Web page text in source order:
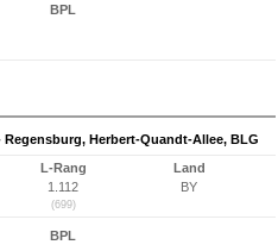
BPL
Herbert-Quandt-Allee, BLG
L-Rang
1.112
(699)
Land
BY
BPL